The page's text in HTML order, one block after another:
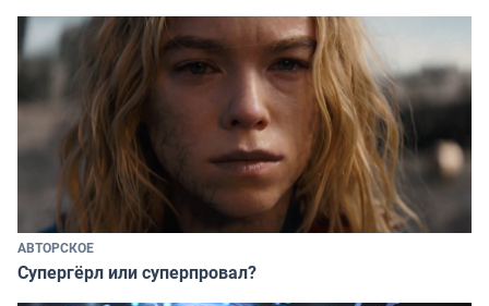
АВТОРСКОЕ
Супергёрл или суперпровал?